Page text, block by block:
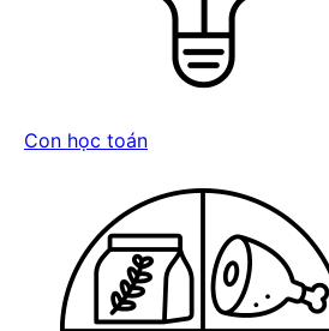
Con học toán